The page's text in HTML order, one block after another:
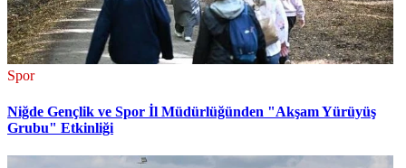
Spor
Niğde Gençlik ve Spor İl Müdürlüğünden "Akşam Yürüyüş
Grubu" Etkinliği